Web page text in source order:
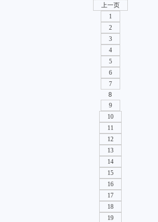
上一页
1
2
3
4
5
6
7
8
9
10
11
12
13
14
15
16
17
18
19